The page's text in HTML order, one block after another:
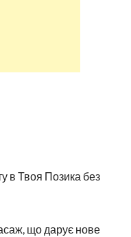
в Твоя Позика без
що дарує нове